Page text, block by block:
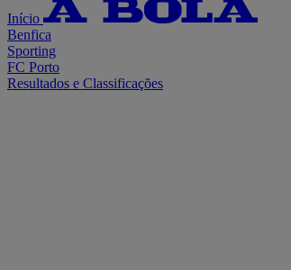
Início
Benfica
Sporting
FC Porto
Resultados e Classificações